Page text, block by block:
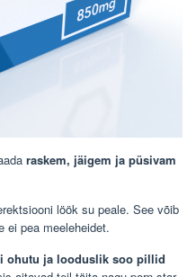
raskem, jäigem ja püsivam
löök su peale. See võib
ei pea meeleheidet.
ohutu ja looduslik soo pillid